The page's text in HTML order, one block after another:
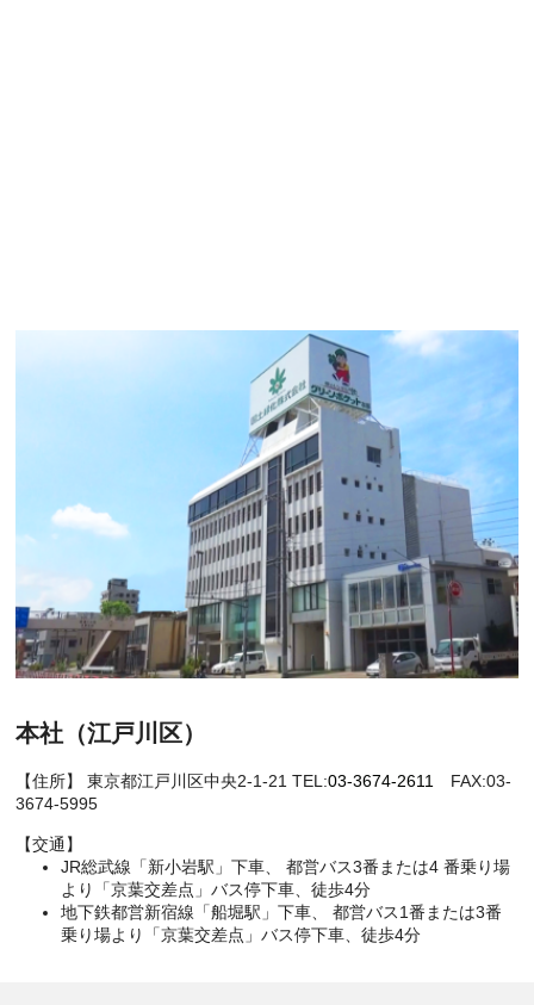
本社（江戸川区）
【住所】 東京都江戸川区中央2-1-21 TEL:03-3674-2611
FAX:03-
3674-5995
【交通】
JR総武線「新小岩駅」下車、 都営バス3番または4 番乗り場
より「京葉交差点」バス停下車、徒歩4分
地下鉄都営新宿線「船堀駅」下車、 都営バス1番または3番
乗り場より「京葉交差点」バス停下車、徒歩4分